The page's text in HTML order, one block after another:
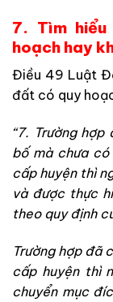
7. Tìm
hoạch hay
Điều 49 Luật
đất có quy
“7. Trường
bố mà chưa
cấp huyện thì
và được thực
theo quy định
Trường hợp đã
cấp huyện thì
chuyển mục